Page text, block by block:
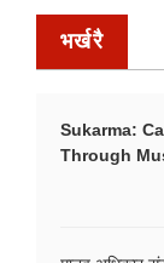
भर्खरै
Sukarma:
Through